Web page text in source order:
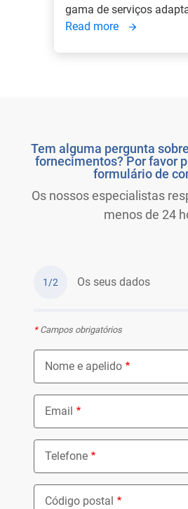
gama de serviços
Read more
Tem alguma pergunta
fornecimentos? Por favor
formulário de
Os nossos especialistas
menos de 24
1/2 Os seus dados
*Campos obrigatórios
Nome e apelido
Email
Telefone
Código postal